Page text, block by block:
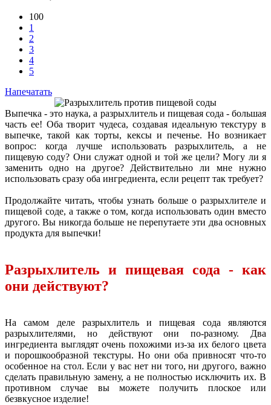
100
1
2
3
4
5
Напечатать
Выпечка - это наука, а разрыхлитель и пищевая сода - большая
часть ее! Оба творит чудеса, создавая идеальную текстуру в
выпечке, такой как торты, кексы и печенье. Но возникает
вопрос: когда лучше использовать разрыхлитель, а не
пищевую соду? Они служат одной и той же цели? Могу ли я
заменить одно на другое? Действительно ли мне нужно
использовать сразу оба ингредиента, если рецепт так требует?
Продолжайте читать, чтобы узнать больше о разрыхлителе и
пищевой соде, а также о том, когда использовать один вместо
другого. Вы никогда больше не перепутаете эти два основных
продукта для выпечки!
Разрыхлитель и пищевая сода - как
они действуют?
На самом деле разрыхлитель и пищевая сода являются
разрыхлителями, но действуют они по-разному. Два
ингредиента выглядят очень похожими из-за их белого цвета
и порошкообразной текстуры. Но они оба привносят что-то
особенное на стол. Если у вас нет ни того, ни другого, важно
сделать правильную замену, а не полностью исключить их. В
противном случае вы можете получить плоское или
безвкусное изделие!